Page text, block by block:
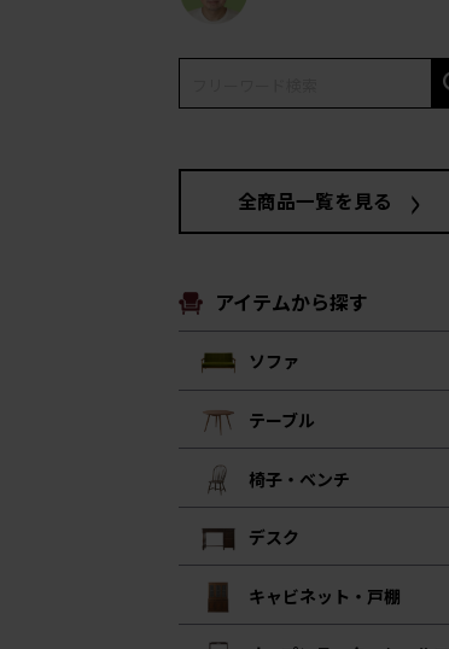
全商品一覧を見る
アイテムから探す
ソファ
テーブル
椅子・ベンチ
デスク
キャビネット・戸棚